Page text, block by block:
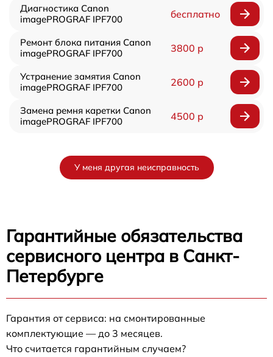
Диагностика Canon
imagePROGRAF IPF700
бесплатно
Ремонт блока питания Canon
imagePROGRAF IPF700
3800 р
Устранение замятия Canon
imagePROGRAF IPF700
2600 р
Замена ремня каретки Canon
imagePROGRAF IPF700
4500 р
У меня другая неисправность
Гарантийные обязательства
сервисного центра в Санкт-
Петербурге
Гарантия от сервиса: на смонтированные
комплектующие — до 3 месяцев.
Что считается гарантийным случаем?